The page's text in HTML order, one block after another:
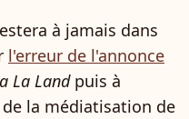
à jamais dans
l'erreur de l'annonce
La Landpuis à
la médiatisation de